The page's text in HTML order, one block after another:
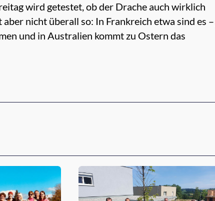
wird getestet, ob der Drache auch wirklich
nicht überall so: In Frankreich etwa sind es
und in Australien kommt zu Ostern das